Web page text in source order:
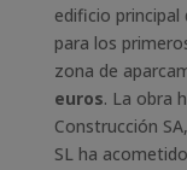
edificio
para los
zona de
euros. La obra
Construcción
SL ha